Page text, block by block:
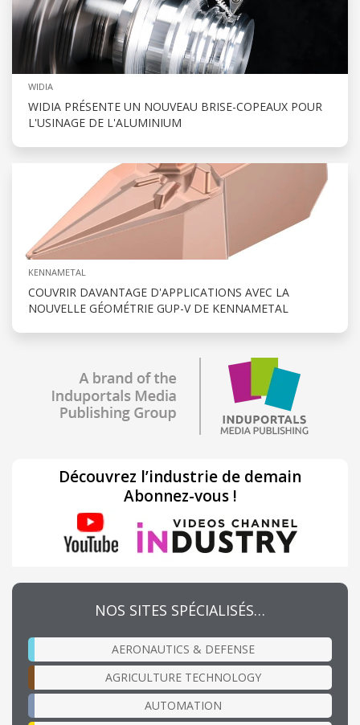
WIDIA
WIDIA PRÉSENTE UN NOUVEAU BRISE-COPEAUX POUR
L'USINAGE DE L'ALUMINIUM
KENNAMETAL
COUVRIR DAVANTAGE D'APPLICATIONS AVEC LA
NOUVELLE GÉOMÉTRIE GUP-V DE KENNAMETAL
Découvrez l’industrie de demain
Abonnez-vous !
NOS SITES SPÉCIALISÉS…
AERONAUTICS & DEFENSE
AGRICULTURE TECHNOLOGY
AUTOMATION